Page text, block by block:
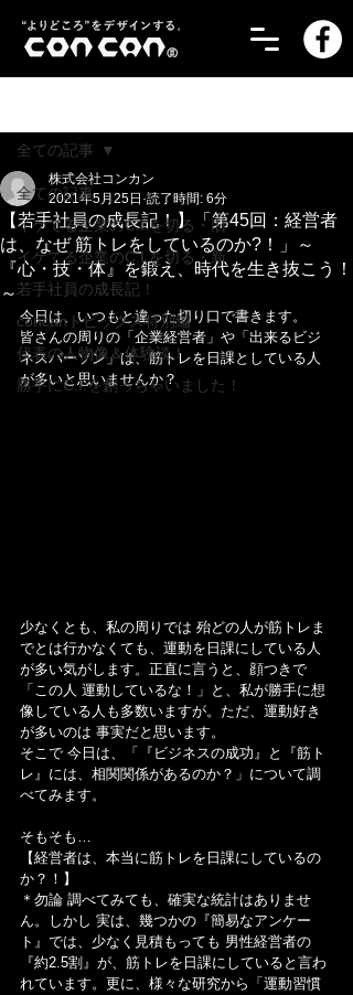
全ての記事
イケてる企業のC.I.を切る・旧
イケてる企業のC.I.を切る・新
若手社員の成長記！
concanトピックス特別編
代表の人物像＆体験談！
勝手にC.I.を創っちゃいました！
全ての記事
【若手社員の成長記！】「第45回：経営者
は、なぜ 筋トレをしているのか?！」～
『心・技・体』を鍛え、時代を生き抜こう！
～
株式会社コンカン
2021年5月25日 読了時間: 6分
今日は、いつもと違った切り口で書きます。
皆さんの周りの「企業経営者」や「出来るビジ
ネスパーソン」は、筋トレを日課としている人
が多いと思いませんか？
少なくとも、私の周りでは 殆どの人が筋トレま
でとは行かなくても、運動を日課にしている人
が多い気がします。正直に言うと、顔つきで
「この人 運動しているな！」と、私が勝手に想
像している人も多数いますが。ただ、運動好き
が多いのは 事実だと思います。
そこで 今日は、「『ビジネスの成功』と『筋ト
レ』には、相関関係があるのか？」について調
べてみます。
そもそも…
【経営者は、本当に筋トレを日課にしているの
か？！】
＊勿論 調べてみても、確実な統計はありませ
ん。しかし 実は、幾つかの『簡易なアンケー
ト』では、少なく見積もっても 男性経営者の
『約2.5割』が、筋トレを日課にしていると言わ
れています。更に、様々な研究から「運動習慣